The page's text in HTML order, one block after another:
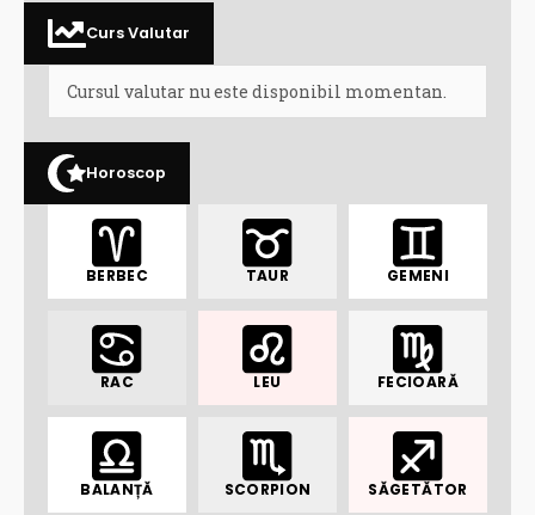
Curs Valutar
Cursul valutar nu este disponibil momentan.
Horoscop
BERBEC TAUR GEMENI
RAC LEU FECIOARĂ
BALANȚĂ SCORPION SĂGETĂTOR